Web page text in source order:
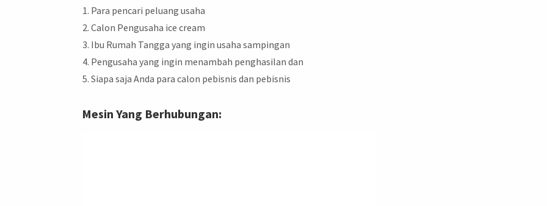
Para pencari peluang usaha
Calon Pengusaha ice cream
Ibu Rumah Tangga yang ingin usaha sampingan
Pengusaha yang ingin menambah penghasilan dan
Siapa saja Anda para calon pebisnis dan pebisnis
Mesin Yang Berhubungan: